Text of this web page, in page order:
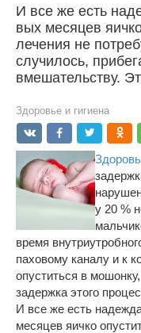
И все же есть
вых месяцев
лечения не
случилось,
вмешательству.
Здоровье и гигиена
у 20 %
время
паховому каналу и к
опуститься в
задержка этого
И все же есть
месяцев яичко